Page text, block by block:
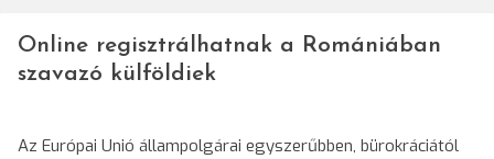
Online regisztrálhatnak a Romániában
szavazó külföldiek
Az Európai Unió állampolgárai egyszerűbben, bürokráciától